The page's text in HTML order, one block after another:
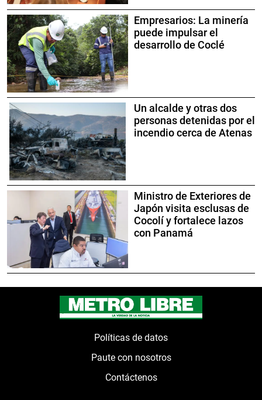
Empresarios: La minería
puede impulsar el
desarrollo de Coclé
Un alcalde y otras dos
personas detenidas por el
incendio cerca de Atenas
Ministro de Exteriores de
Japón visita esclusas de
Cocolí y fortalece lazos
con Panamá
Políticas de datos
Paute con nosotros
Contáctenos